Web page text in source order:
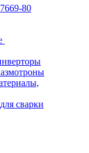
80
сварки